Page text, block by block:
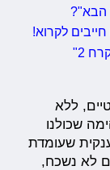
הבא"?
לקרוא!
ללא
שכולנו
שעומדת
לא נשכח,